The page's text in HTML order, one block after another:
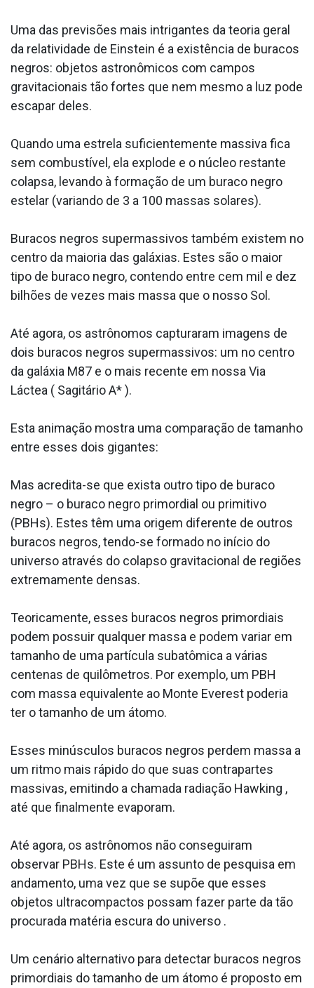
Uma das previsões mais intrigantes da teoria geral
da relatividade de Einstein é a existência de buracos
negros: objetos astronômicos com campos
gravitacionais tão fortes que nem mesmo a luz pode
escapar deles.
Quando uma estrela suficientemente massiva fica
sem combustível, ela explode e o núcleo restante
colapsa, levando à formação de um buraco negro
estelar (variando de 3 a 100 massas solares).
Buracos negros supermassivos também existem no
centro da maioria das galáxias. Estes são o maior
tipo de buraco negro, contendo entre cem mil e dez
bilhões de vezes mais massa que o nosso Sol.
Até agora, os astrônomos capturaram imagens de
dois buracos negros supermassivos: um no centro
da galáxia M87 e o mais recente em nossa Via
Láctea ( Sagitário A* ).
Esta animação mostra uma comparação de tamanho
entre esses dois gigantes:
Mas acredita-se que exista outro tipo de buraco
negro – o buraco negro primordial ou primitivo
(PBHs). Estes têm uma origem diferente de outros
buracos negros, tendo-se formado no início do
universo através do colapso gravitacional de regiões
extremamente densas.
Teoricamente, esses buracos negros primordiais
podem possuir qualquer massa e podem variar em
tamanho de uma partícula subatômica a várias
centenas de quilômetros. Por exemplo, um PBH
com massa equivalente ao Monte Everest poderia
ter o tamanho de um átomo.
Esses minúsculos buracos negros perdem massa a
um ritmo mais rápido do que suas contrapartes
massivas, emitindo a chamada radiação Hawking ,
até que finalmente evaporam.
Até agora, os astrônomos não conseguiram
observar PBHs. Este é um assunto de pesquisa em
andamento, uma vez que se supõe que esses
objetos ultracompactos possam fazer parte da tão
procurada matéria escura do universo .
Um cenário alternativo para detectar buracos negros
primordiais do tamanho de um átomo é proposto em